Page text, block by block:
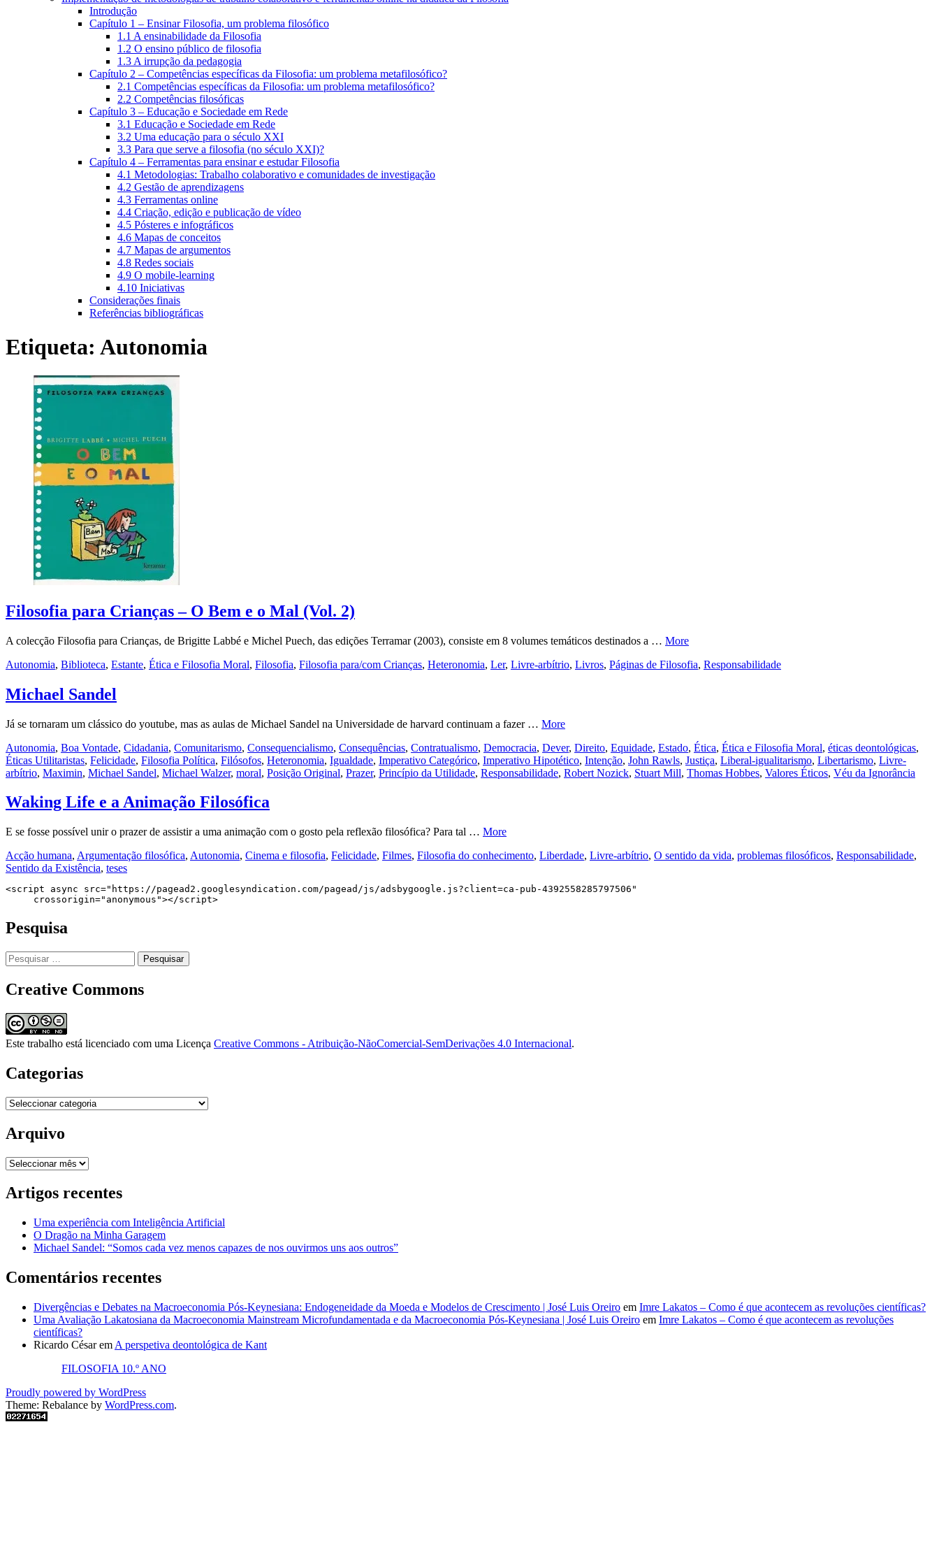
Introdução
Capítulo 1 – Ensinar Filosofia, um problema filosófico
1.1 A ensinabilidade da Filosofia
1.2 O ensino público de filosofia
1.3 A irrupção da pedagogia
Capítulo 2 – Competências específicas da Filosofia: um problema metafilosófico?
2.1 Competências específicas da Filosofia: um problema metafilosófico?
2.2 Competências filosóficas
Capítulo 3 – Educação e Sociedade em Rede
3.1 Educação e Sociedade em Rede
3.2 Uma educação para o século XXI
3.3 Para que serve a filosofia (no século XXI)?
Capítulo 4 – Ferramentas para ensinar e estudar Filosofia
4.1 Metodologias: Trabalho colaborativo e comunidades de investigação
4.2 Gestão de aprendizagens
4.3 Ferramentas online
4.4 Criação, edição e publicação de vídeo
4.5 Pósteres e infográficos
4.6 Mapas de conceitos
4.7 Mapas de argumentos
4.8 Redes sociais
4.9 O mobile-learning
4.10 Iniciativas
Considerações finais
Referências bibliográficas
Etiqueta: Autonomia
Filosofia para Crianças – O Bem e o Mal (Vol. 2)
A colecção Filosofia para Crianças, de Brigitte Labbé e Michel Puech, das edições Terramar (2003), consiste em 8 volumes temáticos destinados a … More
Autonomia, Biblioteca, Estante, Ética e Filosofia Moral, Filosofia, Filosofia para/com Crianças, Heteronomia, Ler, Livre-arbítrio, Livros, Páginas de Filosofia, Responsabilidade
Michael Sandel
Já se tornaram um clássico do youtube, mas as aulas de Michael Sandel na Universidade de harvard continuam a fazer … More
Autonomia, Boa Vontade, Cidadania, Comunitarismo, Consequencialismo, Consequências, Contratualismo, Democracia, Dever, Direito, Equidade, Estado, Ética, Ética e Filosofia Moral, éticas deontológicas,
Éticas Utilitaristas, Felicidade, Filosofia Política, Filósofos, Heteronomia, Igualdade, Imperativo Categórico, Imperativo Hipotético, Intenção, John Rawls, Justiça, Liberal-igualitarismo, Libertarismo, Livre-
arbítrio, Maximin, Michael Sandel, Michael Walzer, moral, Posição Original, Prazer, Princípio da Utilidade, Responsabilidade, Robert Nozick, Stuart Mill, Thomas Hobbes, Valores Éticos, Véu da Ignorância
Waking Life e a Animação Filosófica
E se fosse possível unir o prazer de assistir a uma animação com o gosto pela reflexão filosófica? Para tal … More
Acção humana, Argumentação filosófica, Autonomia, Cinema e filosofia, Felicidade, Filmes, Filosofia do conhecimento, Liberdade, Livre-arbítrio, O sentido da vida, problemas filosóficos, Responsabilidade,
Sentido da Existência, teses
<script async src="https://pagead2.googlesyndication.com/pagead/js/adsbygoogle.js?client=ca-pub-4392558285797506"
     crossorigin="anonymous"></script>
Pesquisa
Pesquisar
por:
Creative Commons
Este trabalho está licenciado com uma Licença Creative Commons - Atribuição-NãoComercial-SemDerivações 4.0 Internacional.
Categorias
Categorias
Arquivo
Arquivo
Artigos recentes
Uma experiência com Inteligência Artificial
O Dragão na Minha Garagem
Michael Sandel: “Somos cada vez menos capazes de nos ouvirmos uns aos outros”
Comentários recentes
Divergências e Debates na Macroeconomia Pós-Keynesiana: Endogeneidade da Moeda e Modelos de Crescimento | José Luis Oreiro em Imre Lakatos – Como é que acontecem as revoluções científicas?
Uma Avaliação Lakatosiana da Macroeconomia Mainstream Microfundamentada e da Macroeconomia Pós-Keynesiana | José Luis Oreiro em Imre Lakatos – Como é que acontecem as revoluções
científicas?
Ricardo Césarem A perspetiva deontológica de Kant
FILOSOFIA 10.º ANO
Proudly powered by WordPress
Theme: Rebalance by WordPress.com.